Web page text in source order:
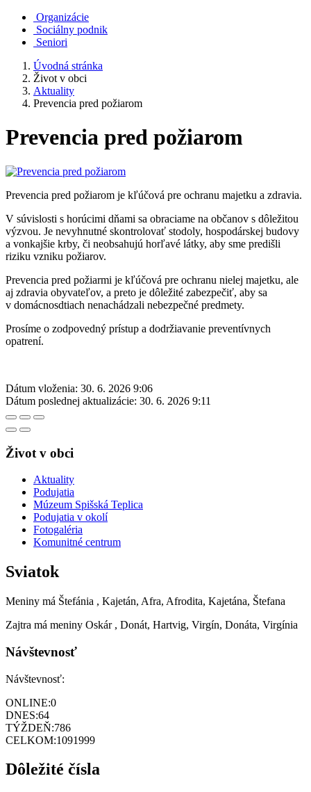
Organizácie
Sociálny podnik
Seniori
Úvodná stránka
Život v obci
Aktuality
Prevencia pred požiarom
Prevencia pred požiarom
Prevencia pred požiarom je kľúčová pre ochranu majetku a zdravia.
V súvislosti s horúcimi dňami sa obraciame na občanov s dôležitou
výzvou. Je nevyhnutné skontrolovať stodoly, hospodárskej budovy
a vonkajšie krby, či neobsahujú horľavé látky, aby sme predišli
riziku vzniku požiarov.
Prevencia pred požiarmi je kľúčová pre ochranu nielej majetku, ale
aj zdravia obyvateľov, a preto je dôležité zabezpečiť, aby sa
v domácnosdtiach nenachádzali nebezpečné predmety.
Prosíme o zodpovedný prístup a dodržiavanie preventívnych
opatrení.
Dátum vloženia: 30. 6. 2026 9:06
Dátum poslednej aktualizácie: 30. 6. 2026 9:11
Život v obci
Aktuality
Podujatia
Múzeum Spišská Teplica
Podujatia v okolí
Fotogaléria
Komunitné centrum
Sviatok
Meniny má Štefánia , Kajetán, Afra, Afrodita, Kajetána, Štefana
Zajtra má meniny Oskár , Donát, Hartvig, Virgín, Donáta, Virgínia
Návštevnosť
Návštevnosť:
ONLINE:0
DNES:64
TÝŽDEŇ:786
CELKOM:1091999
Dôležité čísla